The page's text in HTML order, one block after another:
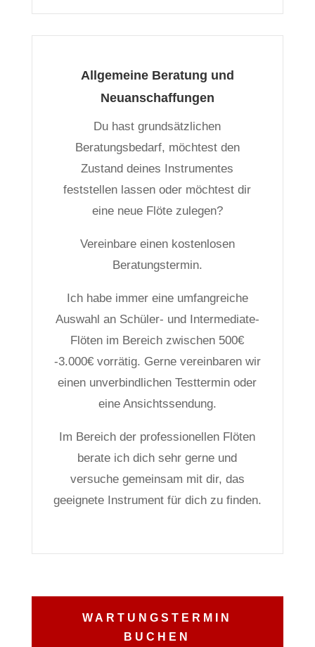
Allgemeine Beratung und
Neuanschaffungen
Du hast grundsätzlichen
Beratungsbedarf, möchtest den
Zustand deines Instrumentes
feststellen lassen oder möchtest dir
eine neue Flöte zulegen?
Vereinbare einen kostenlosen
Beratungstermin.
Ich habe immer eine umfangreiche
Auswahl an Schüler- und Intermediate-
Flöten im Bereich zwischen 500€
-3.000€ vorrätig. Gerne vereinbaren wir
einen unverbindlichen Testtermin oder
eine Ansichtssendung.
Im Bereich der professionellen Flöten
berate ich dich sehr gerne und
versuche gemeinsam mit dir, das
geeignete Instrument für dich zu finden.
WARTUNGSTERMIN
BUCHEN